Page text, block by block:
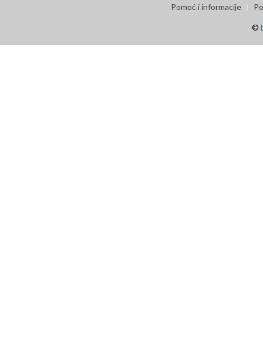
Pomoć i informacije
©